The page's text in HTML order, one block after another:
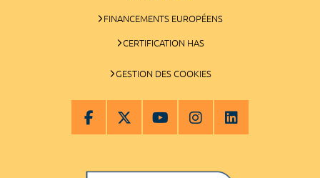
FINANCEMENTS EUROPÉENS
CERTIFICATION HAS
GESTION DES COOKIES